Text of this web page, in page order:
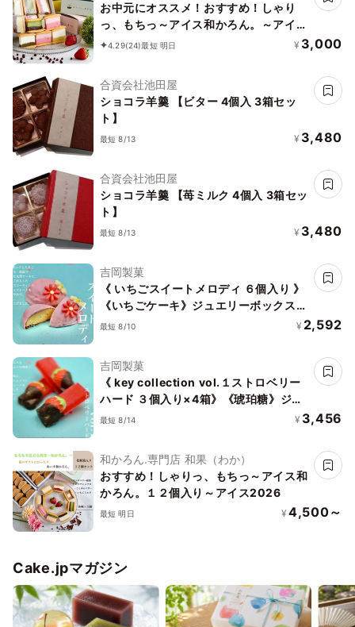
お中元にオススメ！おすすめ！しゃり
っ、もちっ～アイス和かろん。～アイス
2026
4.29(24)最短 明日 ¥ 3,000
合資会社池田屋
ショコラ羊羹 【ビター 4個入 3箱セッ
ト】
最短 8/13 ¥ 3,480
合資会社池田屋
ショコラ羊羹 【苺ミルク 4個入 3箱セッ
ト】
最短 8/13 ¥ 3,480
吉岡製菓
《 いちごスイートメロディ ６個入り 》
《いちごケーキ》ジュエリーボックス
DAIFUKU ありがとう 大福 お取り寄せ
最短 8/10 ¥ 2,592
吉岡製菓
《 key collection vol.１ストロベリー
ハード ３個入り×4箱》《琥珀糖》ジュ
エリーボックス DAIFUKU ありがとう
最短 8/14 ¥ 3,456
和かろん.専門店 和果（わか）
おすすめ！しゃりっ、もちっ～アイス和
かろん。１２個入り～アイス2026
最短 明日 ¥ 4,500～
Cake.jpマガジン